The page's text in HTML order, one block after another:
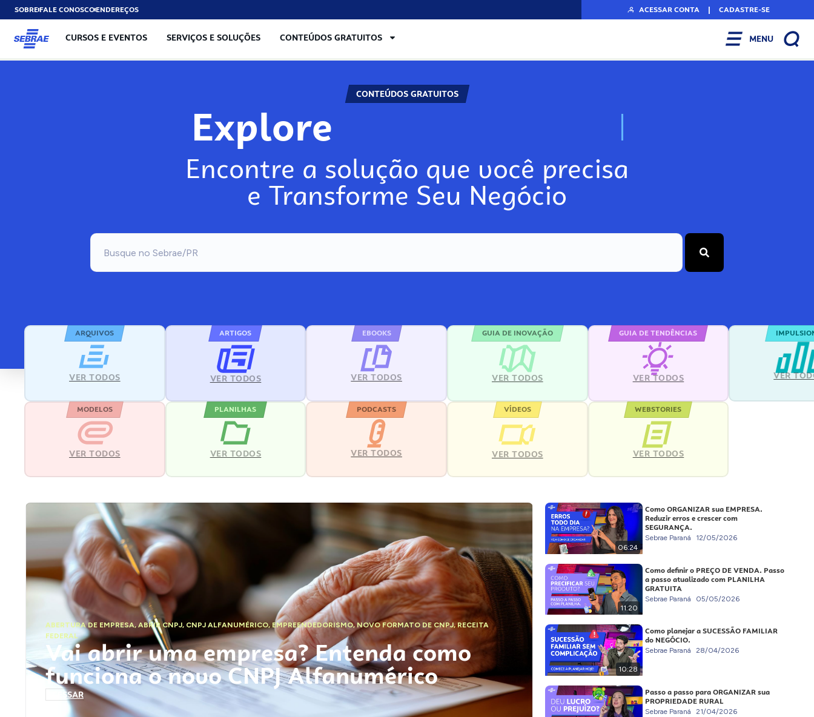
SOBREFALE CONOSCOENDEREÇOS ACESSAR CONTA | CADASTRE-SE
CURSOS E EVENTOS SERVIÇOS E SOLUÇÕES CONTEÚDOS GRATUITOS MENU
CONTEÚDOS GRATUITOS
Explore N
Encontre a solução que você precisa
e Transforme Seu Negócio
ARQUIVOS
VER TODOS
ARTIGOS
VER TODOS
EBOOKS
VER TODOS
GUIA DE INOVAÇÃO
VER TODOS
GUIA DE TENDÊNCIAS
VER TODOS VER
MODELOS
VER TODOS
PLANILHAS
VER TODOS
PODCASTS
VER TODOS
VÍDEOS
VER TODOS
WEBSTORIES
VER TODOS
ABERTURA DE EMPRESA,ABRIR CNPJ, CNPJ ALFANUMÉRICO, EMPREENDEDORISMO,NOVO FORMATO DE CNPJ,RECEITA
FEDERAL
Vai abrir uma empresa? Entenda como
funciona o novo CNPJ Alfanumérico
ACESSAR
06:24
Como ORGANIZAR sua EMPRESA.
Reduzir erros e crescer com
SEGURANÇA.
Sebrae Paraná 12/05/2026
11:20
Como definir o PREÇO DE VENDA. Passo
a passo atualizado com PLANILHA
GRATUITA
Sebrae Paraná 05/05/2026
10:28
Como planejar a SUCESSÃO FAMILIAR
do NEGÓCIO.
Sebrae Paraná 28/04/2026
Passo a passo para ORGANIZAR sua
PROPRIEDADE RURAL
Sebrae Paraná 21/04/2026